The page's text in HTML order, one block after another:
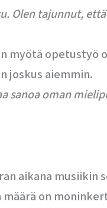
Olen tajunnut,
myötä opetustyö
joskus aiemmin.
sanoa oman
aikana musiikin
on